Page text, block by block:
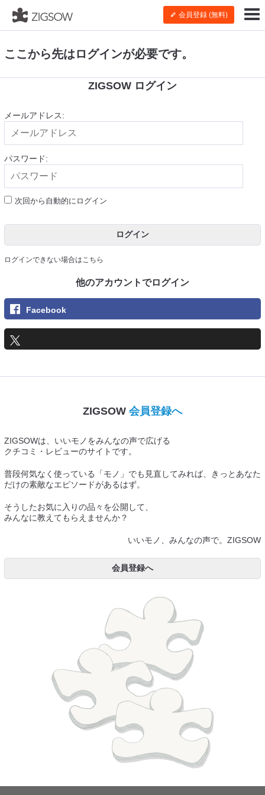
会員登録 (無料)
ここから先はログインが必要です。
ZIGSOW ログイン
メールアドレス:
パスワード:
次回から自動的にログイン
ログイン
ログインできない場合はこちら
他のアカウントでログイン
Facebook
ZIGSOW 会員登録へ
ZIGSOWは、いいモノをみんなの声で広げる
クチコミ・レビューのサイトです。
普段何気なく使っている「モノ」でも見直してみれば、きっとあなた
だけの素敵なエピソードがあるはず。
そうしたお気に入りの品々を公開して、
みんなに教えてもらえませんか？
いいモノ、みんなの声で。ZIGSOW
会員登録へ